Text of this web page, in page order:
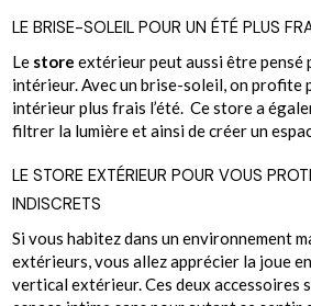
LE BRISE-SOLEIL POUR UN ÉTÉ PLUS
Le store extérieur peut aussi être pensé
intérieur. Avec un brise-soleil, on profite
intérieur plus frais l’été. Ce store a
filtrer la lumière et ainsi de créer un
LE STORE EXTÉRIEUR POUR VOUS
INDISCRETS
Si vous habitez dans un environnement
extérieurs, vous allez apprécier la joue
vertical extérieur. Ces deux accessoires